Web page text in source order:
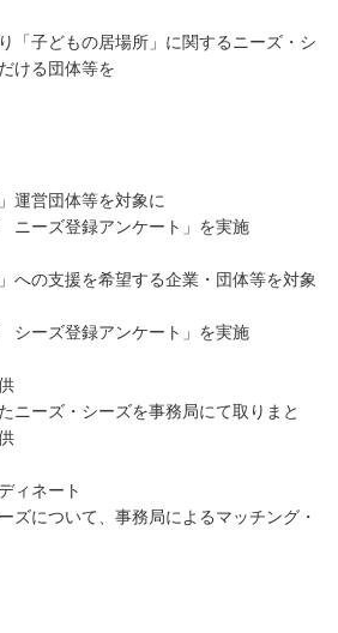
「子どもの居場所」に関するニーズ・シ
ける団体等を
営団体等を対象に
ズ登録アンケート」を実施
支援を希望する企業・団体等を対象
ズ登録アンケート」を実施
ズ・シーズを事務局にて取りまと
ィネート
ついて、事務局によるマッチング・